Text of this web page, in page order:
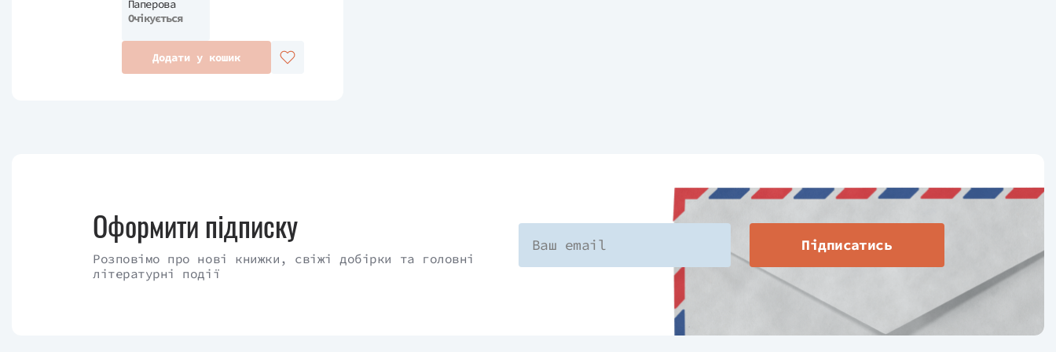
спогадів. Інтуїція підказує, що Теодора вже була тут колись. Однак це неможливо! Дивні
думки героїня наполегливо відганяє, допоки не знаходить власне дитяче фото у
Паперова
Очікується
Додати у кошик
Оформити підписку
Розповімо про нові книжки, свіжі добірки та головні
літературні події
Підписатись